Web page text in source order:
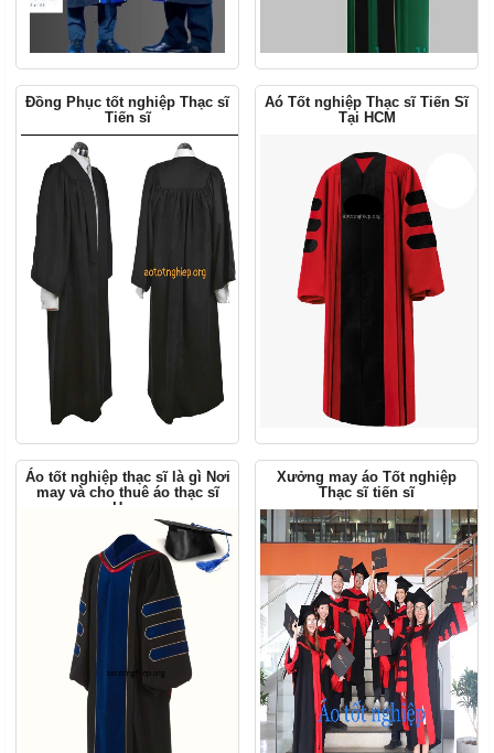
Đồng Phục tốt nghiệp Thạc sĩ
Tiến sĩ
Aó Tốt nghiệp Thạc sĩ Tiến Sĩ
Tại HCM
Áo tốt nghiệp thạc sĩ là gì Nơi
may và cho thuê áo thạc sĩ
Hcm
Xưởng may áo Tốt nghiệp
Thạc sĩ tiến sĩ